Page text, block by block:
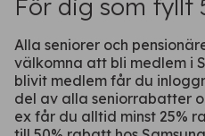
För dig som fyllt
Alla seniorer och
välkomna att bli medlem i
blivit medlem får du
del av alla seniorrabatter
ex får du alltid minst 25%